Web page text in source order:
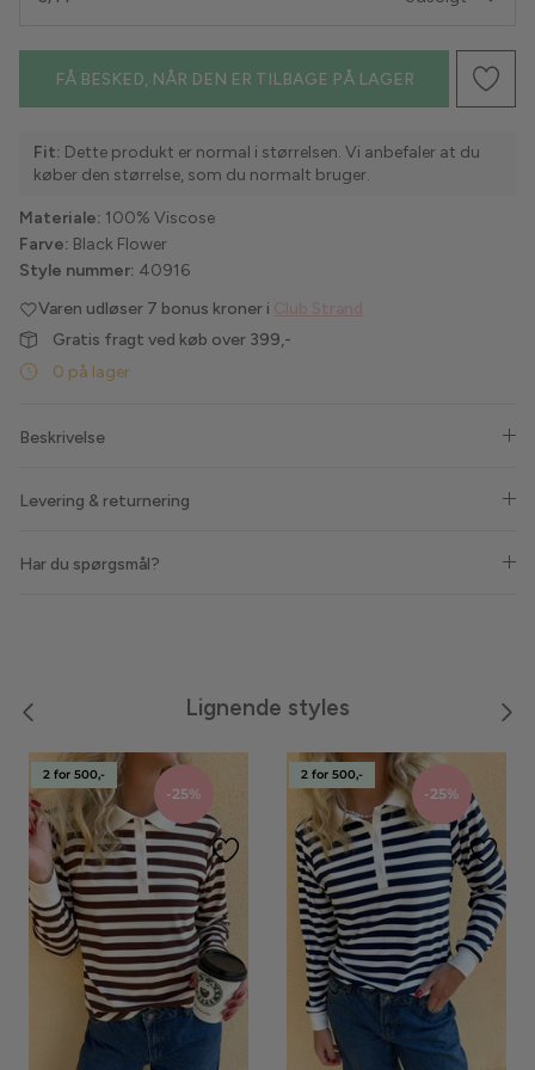
Havaianas
Liberté
Lollys Laundry
Love & Divine
Luxzuz
Lykkeland Ateliér
Noisy May
Notyz
Nümph
Only
Varen udløser 7 bonus kroner i
Gratis fragt ved køb over 399,-
0 på lager
FÅ BESKED, NÅR DEN ER TILBAGE PÅ LAGER
Fit: Dette produkt er normal i størrelsen. Vi anbefaler at du
køber den størrelse, som du normalt bruger.
Materiale: 100% Viscose
Farve: Black Flower
Style nummer: 40916
Beskrivelse
Levering & returnering
Har du spørgsmål?
Lignende styles
2 for 500,-
-25%
2 for 500,-
-25%